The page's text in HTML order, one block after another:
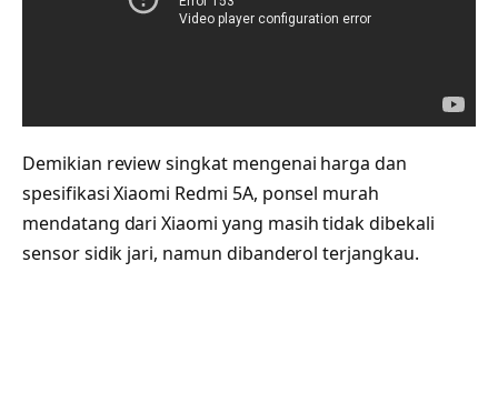
Demikian review singkat mengenai harga dan
spesifikasi Xiaomi Redmi 5A, ponsel murah
mendatang dari Xiaomi yang masih tidak dibekali
sensor sidik jari, namun dibanderol terjangkau.